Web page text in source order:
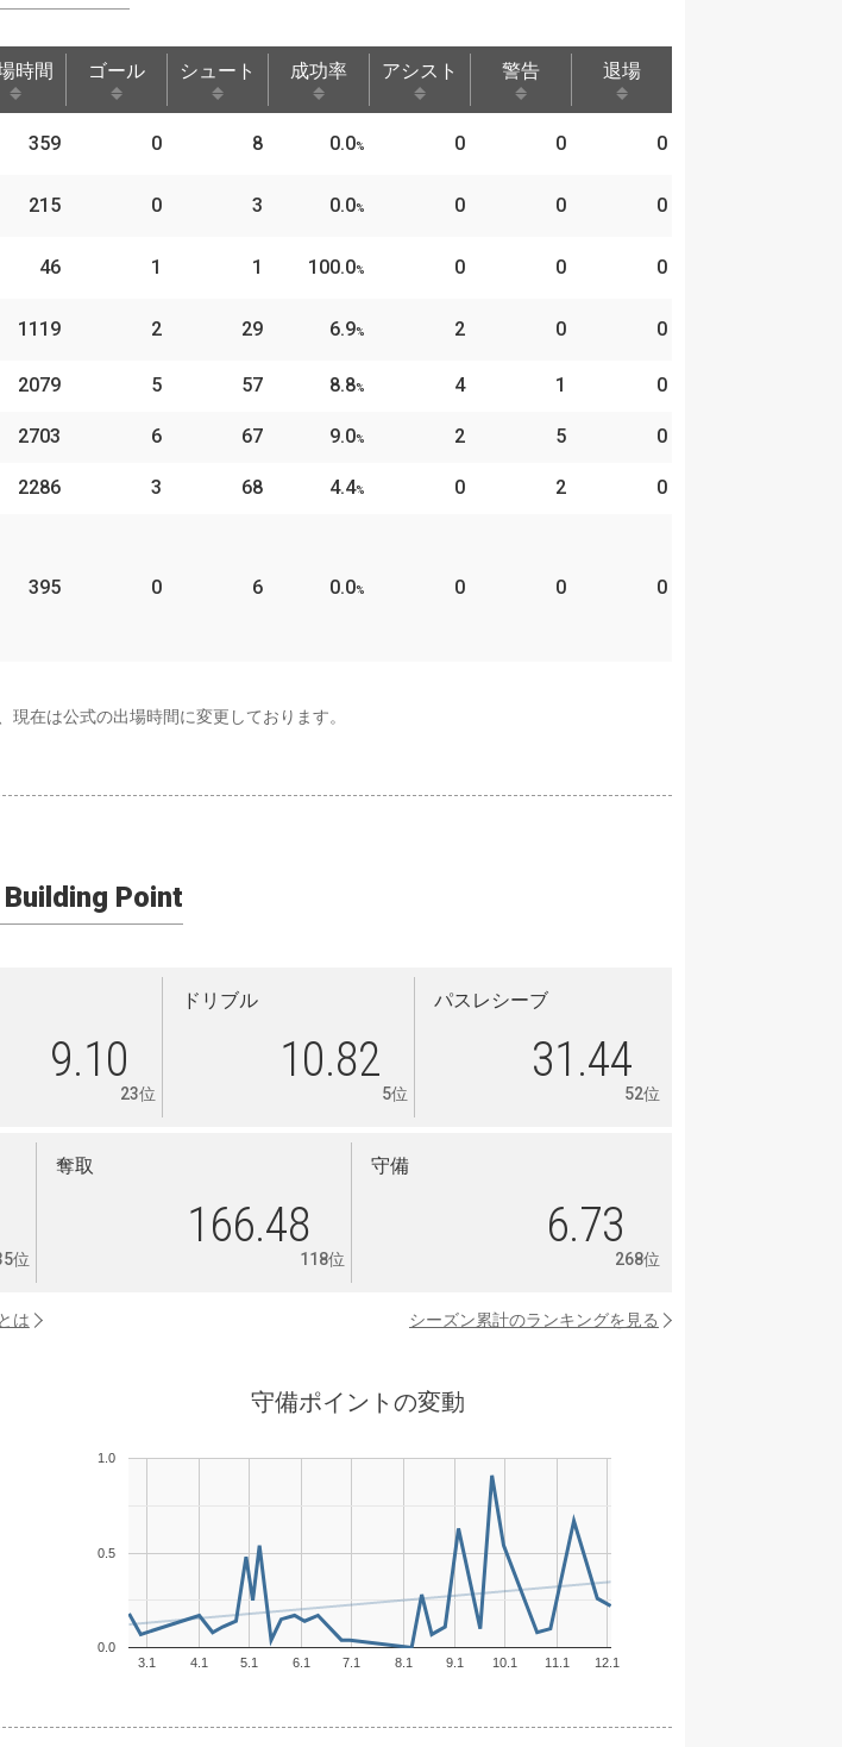
時間 ゴール シュート 成功率 アシスト 警告 退場
359 0 8 0.0% 0 0 0
215 0 3 0.0% 0 0 0
46 1 1 100.0% 0 0 0
1119 2 29 6.9% 2 0 0
2079 5 57 8.8% 4 1 0
2703 6 67 9.0% 2 5 0
2286 3 68 4.4% 0 2 0
395 0 6 0.0% 0 0 0
在は公式の出場時間に変更しております。
Building Point
9.10
23位
ドリブル
10.82
5位
パスレシーブ
31.44
52位
位
奪取
166.48
118位
守備
6.73
268位
は シーズン累計のランキングを見る
守備ポイントの変動
3.1 4.1 5.1 6.1 7.1 8.1 9.1 10.1 11.1 12.1
0.0
0.5
1.0